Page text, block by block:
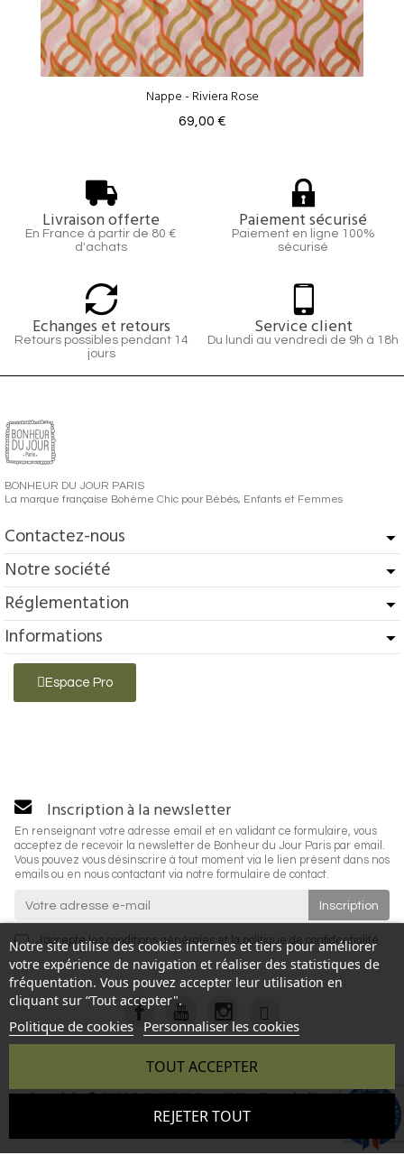
Nappe - Riviera Rose
69,00 €
Livraison offerte
En France à partir de 80 €
d'achats
Paiement sécurisé
Paiement en ligne 100%
sécurisé
Echanges et retours
Retours possibles pendant 14
jours
Service client
Du lundi au vendredi de 9h à 18h
BONHEUR DU JOUR PARIS
La marque française Bohème Chic pour Bébés, Enfants et Femmes
Contactez-nous
Notre société
Réglementation
Informations
Espace Pro
Notre site utilise des cookies internes et tiers pour améliorer
votre expérience de navigation et réaliser des statistiques de
fréquentation. Vous pouvez accepter leur utilisation en
cliquant sur “Tout accepter".
Politique de cookies Personnaliser les cookies
REJETER TOUT
TOUT ACCEPTER
Inscription à la newsletter
En renseignant votre adresse email et en validant ce formulaire, vous
acceptez de recevoir la newsletter de Bonheur du Jour Paris par email.
Vous pouvez vous désinscrire à tout moment via le lien présent dans nos
emails ou en nous contactant via notre formulaire de contact.
J'accepte les conditions générales et la politique de confidentialité.
- Reproduction interdite sans autorisation - Site réalisé par :